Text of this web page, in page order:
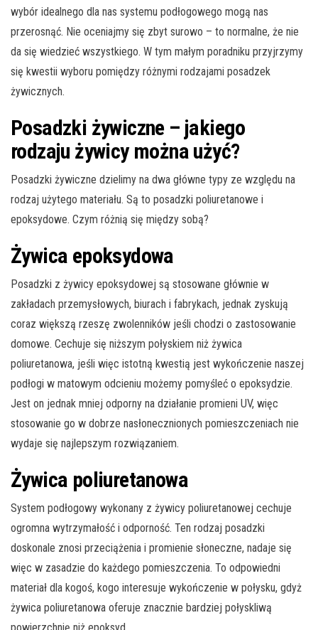
wybór idealnego dla nas systemu podłogowego mogą nas
przerosnąć. Nie oceniajmy się zbyt surowo – to normalne, że nie
da się wiedzieć wszystkiego. W tym małym poradniku przyjrzymy
się kwestii wyboru pomiędzy różnymi rodzajami posadzek
żywicznych.
Posadzki żywiczne – jakiego
rodzaju żywicy można użyć?
Posadzki żywiczne dzielimy na dwa główne typy ze względu na
rodzaj użytego materiału. Są to posadzki poliuretanowe i
epoksydowe. Czym różnią się między sobą?
Żywica epoksydowa
Posadzki z żywicy epoksydowej są stosowane głównie w
zakładach przemysłowych, biurach i fabrykach, jednak zyskują
coraz większą rzeszę zwolenników jeśli chodzi o zastosowanie
domowe. Cechuje się niższym połyskiem niż żywica
poliuretanowa, jeśli więc istotną kwestią jest wykończenie naszej
podłogi w matowym odcieniu możemy pomyśleć o epoksydzie.
Jest on jednak mniej odporny na działanie promieni UV, więc
stosowanie go w dobrze nasłonecznionych pomieszczeniach nie
wydaje się najlepszym rozwiązaniem.
Żywica poliuretanowa
System podłogowy wykonany z żywicy poliuretanowej cechuje
ogromna wytrzymałość i odporność. Ten rodzaj posadzki
doskonale znosi przeciążenia i promienie słoneczne, nadaje się
więc w zasadzie do każdego pomieszczenia. To odpowiedni
materiał dla kogoś, kogo interesuje wykończenie w połysku, gdyż
żywica poliuretanowa oferuje znacznie bardziej połyskliwą